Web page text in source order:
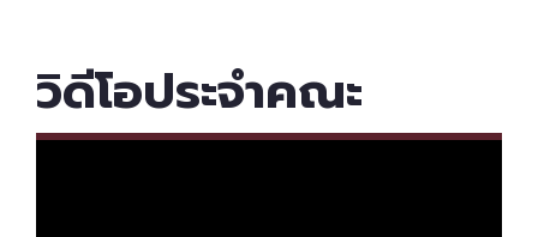
วิดีโอประจำคณะ